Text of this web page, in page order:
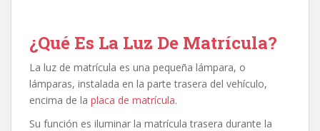
¿Qué Es La Luz De Matrícula?
La luz de matrícula es una pequeña lámpara, o
lámparas, instalada en la parte trasera del vehículo,
encima de la placa de matrícula.
Su función es iluminar la matrícula trasera durante la